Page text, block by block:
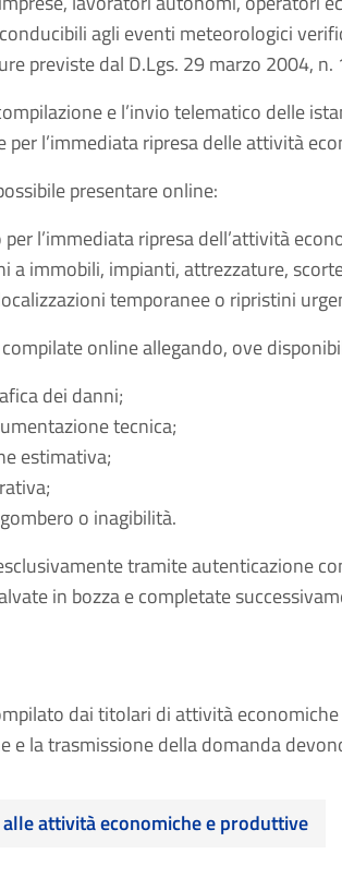
agli eventi meteorologici
previste dal D.Lgs. 29 marzo 2004, n.
e l’invio telematico delle
per l’immediata ripresa delle attività
presentare online:
l’immediata ripresa dell’attività
a immobili, impianti, attrezzature,
temporanee o ripristini
online allegando, ove
dei danni;
tecnica;
estimativa;
o inagibilità.
tramite autenticazione
in bozza e completate
dai titolari di attività
e la trasmissione della domanda
attività economiche e produttive(si